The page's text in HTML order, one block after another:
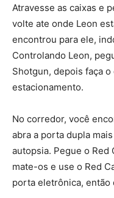
Atravesse as caixas e
volte ate onde Leon
encontrou para ele,
Controlando Leon,
Shotgun, depois faça
estacionamento.
No corredor, você
abra a porta dupla
autopsia. Pegue o Red
mate-os e use o Red
porta eletrônica, então